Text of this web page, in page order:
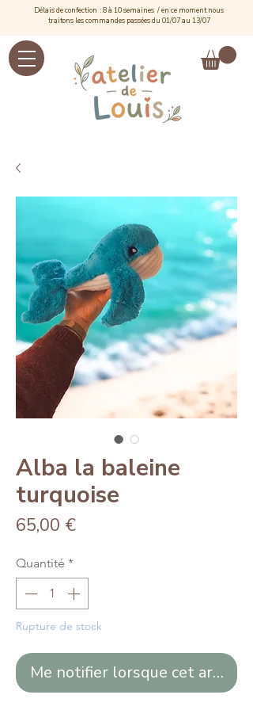
Délais de confection : 8 à 10 semaines / en ce moment nous
traitons les commandes passées du 01/07 au 13/07
Alba la baleine
turquoise
65,00 €Prix
Quantité *
Rupture de stock
Me notifier lorsque cet article